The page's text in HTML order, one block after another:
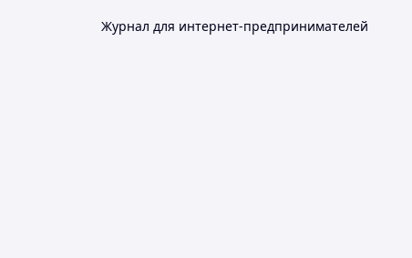
Журнал для интернет-предпринимателей